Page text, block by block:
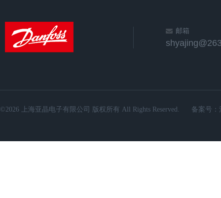
邮箱
©2026 上海亚晶电子有限公司 版权所有 All Rights Reserved. 备案号：